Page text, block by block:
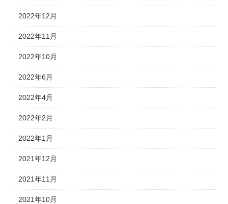
2022年12月
2022年11月
2022年10月
2022年6月
2022年4月
2022年2月
2022年1月
2021年12月
2021年11月
2021年10月